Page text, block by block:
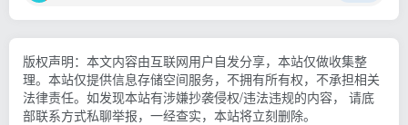
版权声明：本文内容由互联网用户自发分享，本站仅做收集整
理。本站仅提供信息存储空间服务，不拥有所有权，不承担相关
法律责任。如发现本站有涉嫌抄袭侵权/违法违规的内容， 请底
部联系方式私聊举报，一经查实，本站将立刻删除。